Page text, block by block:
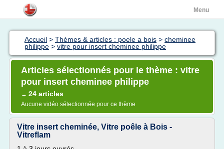
Menu
Accueil > Thèmes & articles : poele a bois > cheminee
philippe > vitre pour insert cheminee philippe
Articles sélectionnés pour le thème : vitre
pour insert cheminee philippe
→ 24 articles
Aucune vidéo sélectionnée pour ce thème
Vitre insert cheminée, Vitre poêle à Bois -
Vitreflam